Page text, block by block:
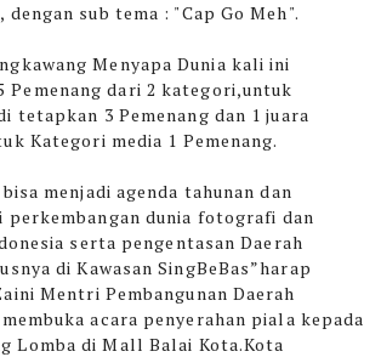
dengan sub tema : "Cap Go Meh".
Menyapa Dunia kali ini
Pemenang dari 2 kategori,untuk
tetapkan 3 Pemenang dan 1 juara
Kategori media 1 Pemenang.
menjadi agenda tahunan dan
perkembangan dunia fotografi dan
serta pengentasan Daerah
di Kawasan SingBeBas”harap
Mentri Pembangunan Daerah
acara penyerahan piala kepada
Lomba di Mall Balai Kota.Kota